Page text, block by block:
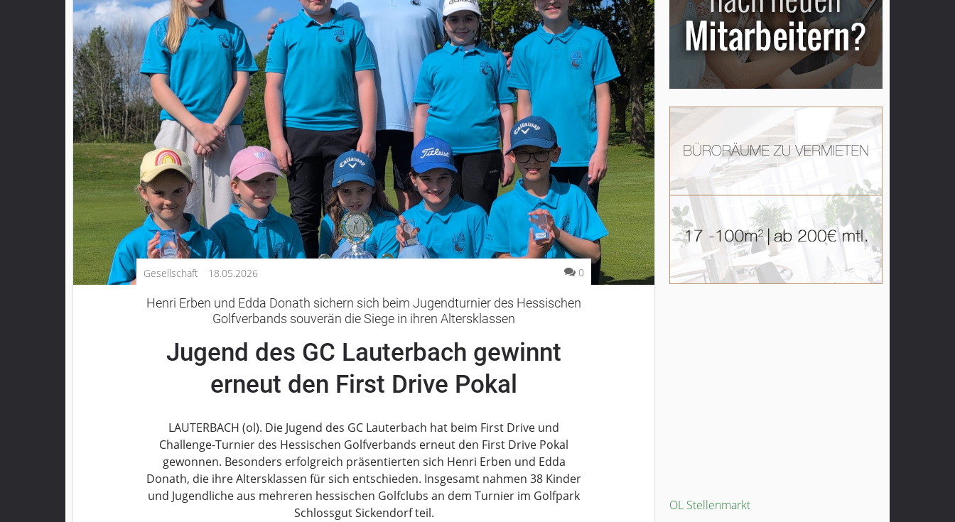
Kultur
Lifestyle
Wirtschaft
Vogelsberg
Alsfeld
Lauterbach
Romrod
Homberg
Ohm
Schotten
Schlitz
Antrifttal
Feldatal
Gesellschaft 18.05.2026 0
Henri Erben und Edda Donath sichern sich beim Jugendturnier des Hessischen
Golfverbands souverän die Siege in ihren Altersklassen
Jugend des GC Lauterbach gewinnt
erneut den First Drive Pokal
LAUTERBACH (ol). Die Jugend des GC Lauterbach hat beim First Drive und
Challenge-Turnier des Hessischen Golfverbands erneut den First Drive Pokal
gewonnen. Besonders erfolgreich präsentierten sich Henri Erben und Edda
Donath, die ihre Altersklassen für sich entschieden. Insgesamt nahmen 38 Kinder
und Jugendliche aus mehreren hessischen Golfclubs an dem Turnier im Golfpark
Schlossgut Sickendorf teil.
OL Stellenmarkt